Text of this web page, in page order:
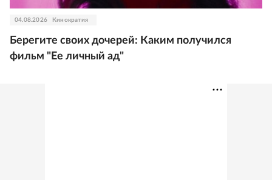
04.08.2026 Кинократия
Берегите своих дочерей: Каким получился
фильм "Ее личный ад"